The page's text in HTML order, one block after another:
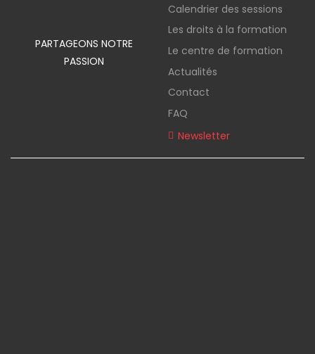
PARTAGEONS NOTRE
PASSION
Calendrier des sessions
Les droits à la formation
Le centre de formation
Actualités
Contact
FAQ
Newsletter